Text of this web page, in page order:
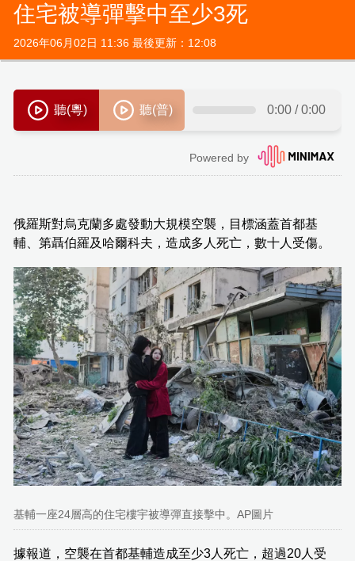
住宅被導彈擊中至少3死
2026年06月02日 11:36 最後更新：12:08
俄羅斯對烏克蘭多處發動大規模空襲，目標涵蓋首都基
輔、第聶伯羅及哈爾科夫，造成多人死亡，數十人受傷。
基輔一座24層高的住宅樓宇被導彈直接擊中。AP圖片
據報道，空襲在首都基輔造成至少3人死亡，超過20人受